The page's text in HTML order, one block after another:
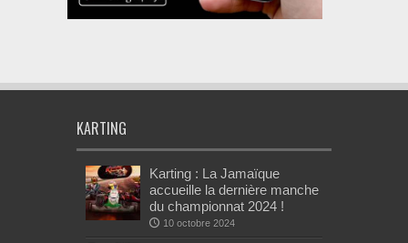
KARTING
Karting : La Jamaïque
accueille la dernière manche
du championnat 2024 !
10 octobre 2024